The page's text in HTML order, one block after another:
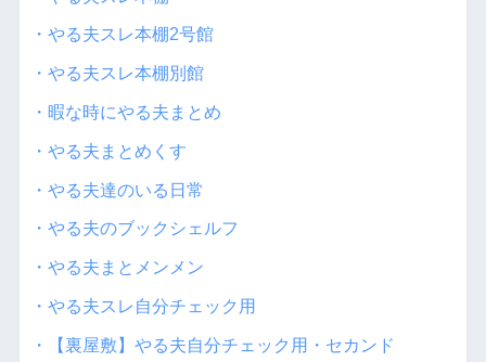
・やる夫スレ本棚2号館
・やる夫スレ本棚別館
・暇な時にやる夫まとめ
・やる夫まとめくす
・やる夫達のいる日常
・やる夫のブックシェルフ
・やる夫まとメンメン
・やる夫スレ自分チェック用
・【裏屋敷】やる夫自分チェック用・セカンド